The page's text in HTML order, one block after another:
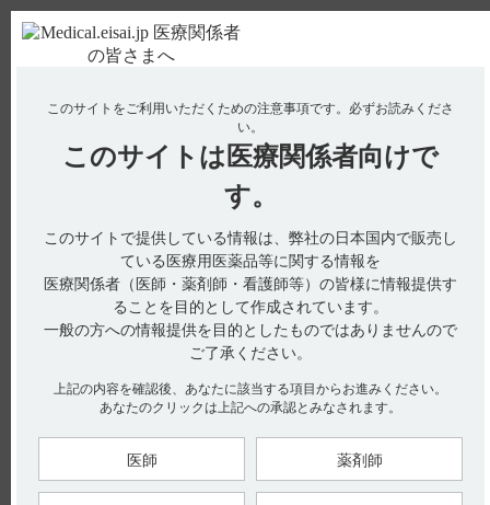
使用期限検索 Drug Information
No : 3249
【レンビマ】 禁忌とその設定理由は？
【レンビマ】
禁忌とその設定理由は？
電子添文には、禁忌に関する以下の記載があります。
2 .禁忌（次の患者には投与しないこと）（引用1）
2.2 妊婦又は妊娠している可能性のある女性
インタビューフォームには、禁忌に関する以下の記載がありま
このサイトをご利用いただくための注意事項です。 必ずお読みくださ
い。
このサイトは 医療関係者向けで
す。
このサイトで提供している情報は、弊社の日本国内で販売し
ている医療用医薬品等に関する情報を
医療関係者（医師・薬剤師・看護師等）の皆様に情報提供す
ることを目的として作成されています。
一般の方への情報提供を目的としたものではありませんので
ご了承ください。
上記の内容を確認後、あなたに該当する項目からお進みください。
あなたのクリックは上記への承認とみなされます。
医師 薬剤師